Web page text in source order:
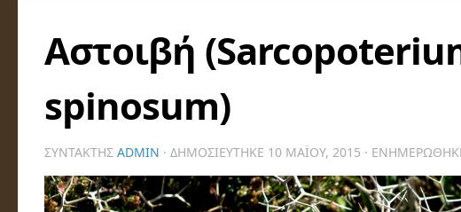
Αστοιβή
spinosum)
ΣΥΝΤΆΚΤΗΣ ADMIN · ΔΗΜΟΣΙΕΎΤΗΚΕ 10 ΜΑΪ́ΟΥ, 2015 ·